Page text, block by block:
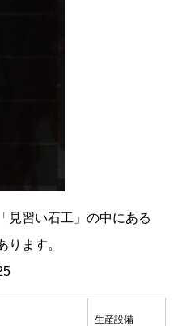
見習い石工」の中にある
ります。
生産設備